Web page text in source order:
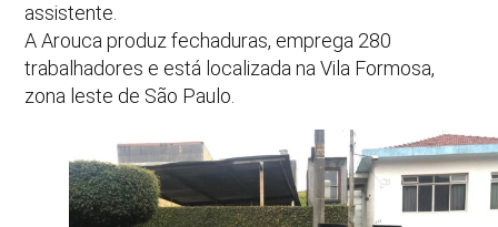
assistente.
A Arouca produz fechaduras, emprega 280
trabalhadores e está localizada na Vila Formosa,
zona leste de São Paulo.